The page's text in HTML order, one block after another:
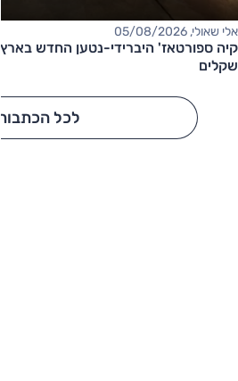
אלי שאולי, 05/08/2026
שקלים
לכל הכתבות